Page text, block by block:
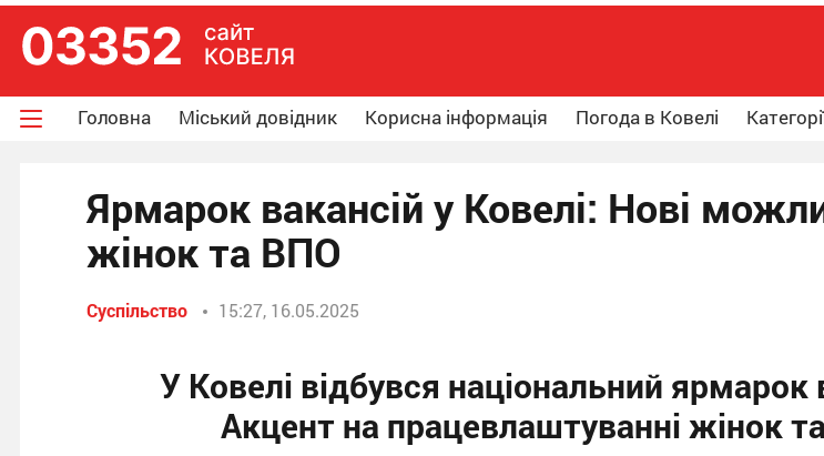
Головна Міський довідник Корисна інформація Погода в Ковелі
Ярмарок вакансій у Ковелі: Нові
жінок та ВПО
Суспільство 15:27, 16.05.2025
У Ковелі відбувся національний ярмарок
Акцент на працевлаштуванні жінок